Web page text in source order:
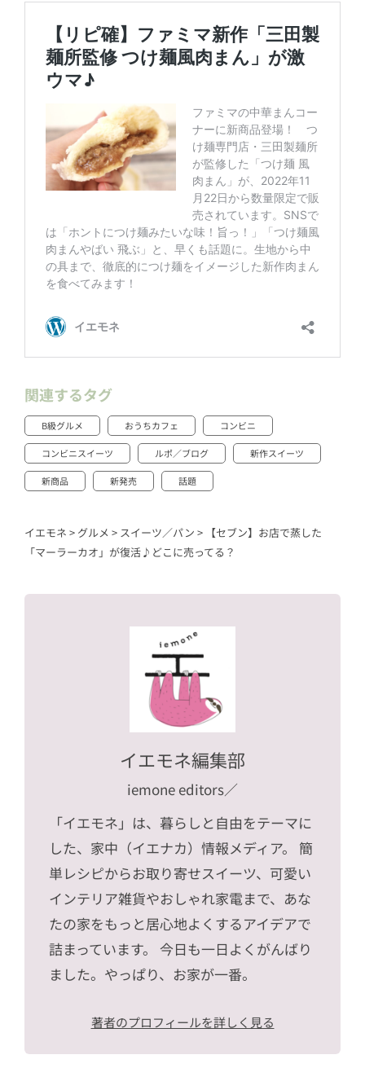
関連するタグ
B級グルメ おうちカフェ コンビニ
コンビニスイーツ ルポ／ブログ 新作スイーツ
新商品 新発売 話題
イエモネ > グルメ > スイーツ／パン > 【セブン】お店で蒸した
「マーラーカオ」が復活♪どこに売ってる？
イエモネ編集部
iemone editors／
「イエモネ」は、暮らしと自由をテーマに
した、家中（イエナカ）情報メディア。 簡
単レシピからお取り寄せスイーツ、可愛い
インテリア雑貨やおしゃれ家電まで、あな
たの家をもっと居心地よくするアイデアで
詰まっています。 今日も一日よくがんばり
ました。やっぱり、お家が一番。
著者のプロフィールを詳しく見る